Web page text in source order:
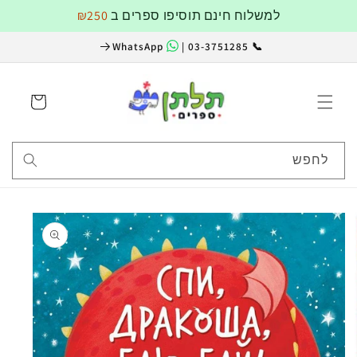
למשלוח חינם תוסיפו ספרים ב₪250
📞 03-3751285 |
עגלה
לחפש
על
מוצרים